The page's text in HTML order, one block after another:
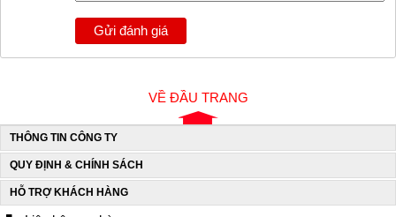
Gửi đánh giá
VỀ ĐẦU TRANG
THÔNG TIN CÔNG TY
QUY ĐỊNH & CHÍNH SÁCH
HỖ TRỢ KHÁCH HÀNG